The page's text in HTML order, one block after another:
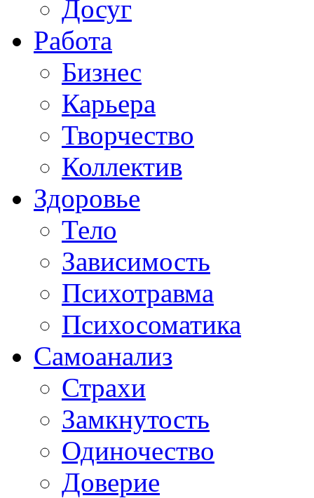
Досуг
Работа
Бизнес
Карьера
Творчество
Коллектив
Здоровье
Тело
Зависимость
Психотравма
Психосоматика
Самоанализ
Страхи
Замкнутость
Одиночество
Доверие